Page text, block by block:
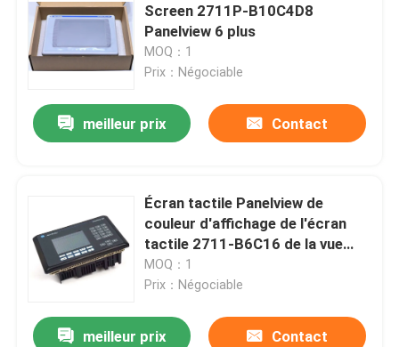
Screen 2711P-B10C4D8
Panelview 6 plus
MOQ：1
Prix：Négociable
meilleur prix Contact
Écran tactile Panelview de
couleur d'affichage de l'écran
tactile 2711-B6C16 de la vue
600 HMI
MOQ：1
Prix：Négociable
meilleur prix Contact